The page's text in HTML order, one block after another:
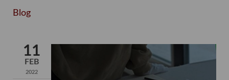
Blog
11
FEB
2022